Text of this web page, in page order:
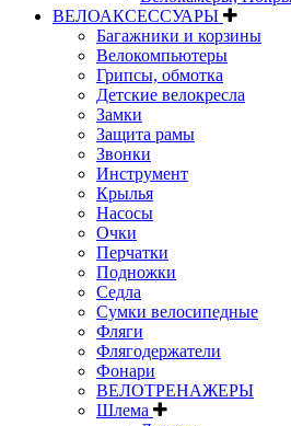
ВЕЛОАКСЕССУАРЫ
Багажники и корзины
Велокомпьютеры
Грипсы, обмотка
Детские велокресла
Замки
Защита рамы
Звонки
Инструмент
Крылья
Насосы
Очки
Перчатки
Подножки
Седла
Сумки велосипедные
Фляги
Флягодержатели
Фонари
ВЕЛОТРЕНАЖЕРЫ
Шлема